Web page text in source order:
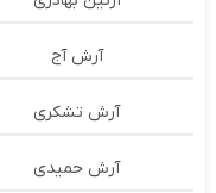
آرش آج
آرش تشکری
آرش حمیدی